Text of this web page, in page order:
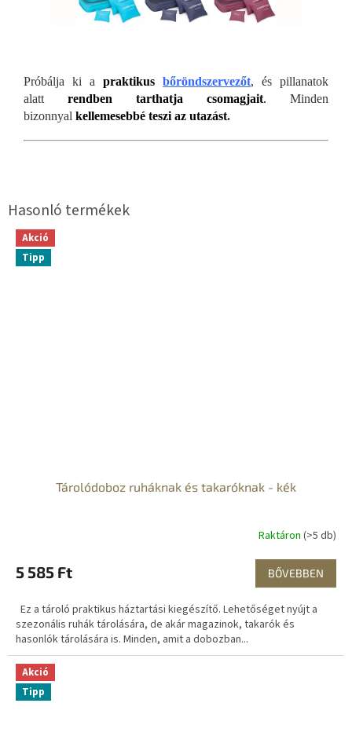
Próbálja ki a praktikus bőröndszervezőt, és pillanatok
alatt rendben tarthatja csomagjait. Minden
bizonnyal kellemesebbé teszi az utazást.
Akció
Tipp
Tárolódoboz ruháknak és takaróknak - kék
Raktáron (>5 db)
5 585 Ft BŐVEBBEN
Ez a tároló praktikus háztartási kiegészítő. Lehetőséget nyújt a
szezonális ruhák tárolására, de akár magazinok, takarók és
hasonlók tárolására is. Minden, amit a dobozban...
Akció
Tipp